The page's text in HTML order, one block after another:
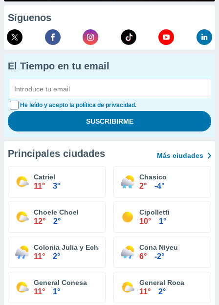
Síguenos
El Tiempo en tu email
He leído y acepto la política de privacidad.
Principales ciudades Más ciudades
Catriel
11° 3°
Chasico
2° -4°
Choele Choel
12° 2°
Cipolletti
10° 1°
Colonia Julia y Echarren
11° 2°
Cona Niyeu
6° -2°
General Conesa
11° 1°
General Roca
11° 2°